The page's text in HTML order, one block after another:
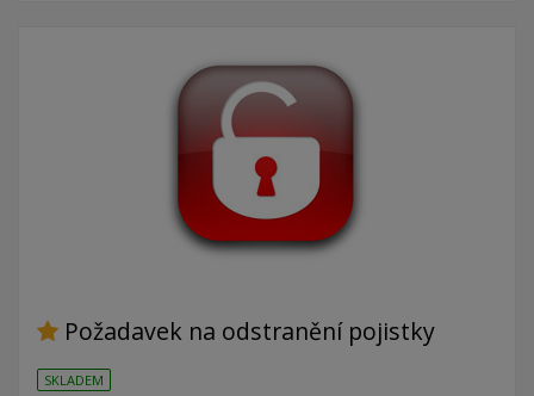
Požadavek na odstranění pojistky
SKLADEM